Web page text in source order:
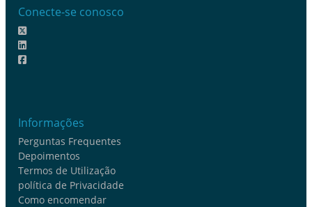
Conecte-se conosco
Informações
Perguntas Frequentes
Depoimentos
Termos de Utilização
política de Privacidade
Como encomendar